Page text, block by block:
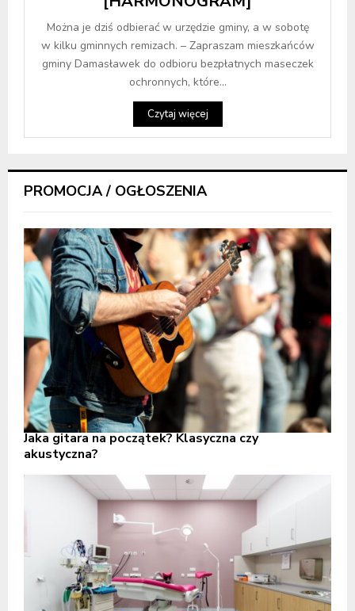
Można je dziś odbierać w urzędzie gminy, a w sobotę
w kilku gminnych remizach. – Zapraszam mieszkańców
gminy Damasławek do odbioru bezpłatnych maseczek
ochronnych, które...
Czytaj więcej
PROMOCJA / OGŁOSZENIA
Jaka gitara na początek? Klasyczna czy
akustyczna?